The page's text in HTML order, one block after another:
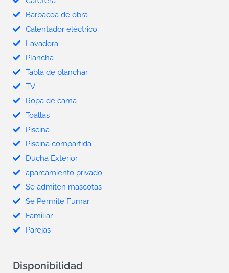
Barbacoa de obra
Calentador eléctrico
Lavadora
Plancha
Tabla de planchar
TV
Ropa de cama
Toallas
Piscina
Piscina compartida
Ducha Exterior
aparcamiento privado
Se admiten mascotas
Se Permite Fumar
Familiar
Parejas
Disponibilidad